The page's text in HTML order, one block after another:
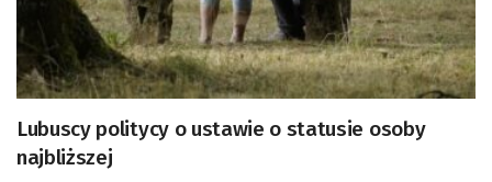
Lubuscy politycy o ustawie o statusie osoby
najbliższej